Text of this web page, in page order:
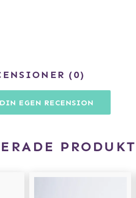
0
EGEN RECENSION